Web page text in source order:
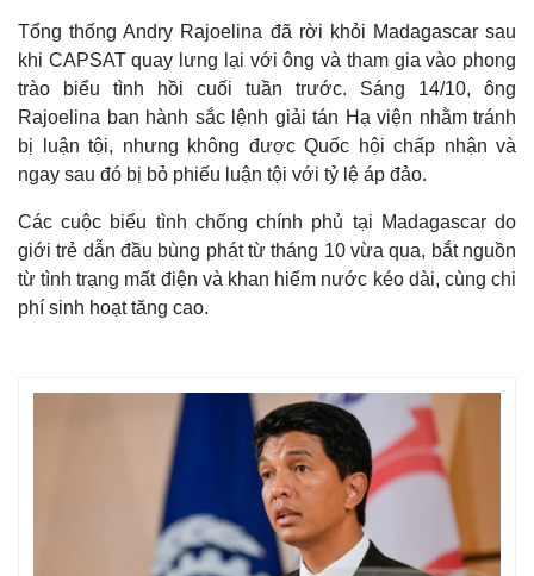
Tổng thống Andry Rajoelina đã rời khỏi Madagascar sau
khi CAPSAT quay lưng lại với ông và tham gia vào phong
trào biểu tình hồi cuối tuần trước. Sáng 14/10, ông
Rajoelina ban hành sắc lệnh giải tán Hạ viện nhằm tránh
bị luận tội, nhưng không được Quốc hội chấp nhận và
ngay sau đó bị bỏ phiếu luận tội với tỷ lệ áp đảo.
Các cuộc biểu tình chống chính phủ tại Madagascar do
giới trẻ dẫn đầu bùng phát từ tháng 10 vừa qua, bắt nguồn
từ tình trạng mất điện và khan hiếm nước kéo dài, cùng chi
phí sinh hoạt tăng cao.